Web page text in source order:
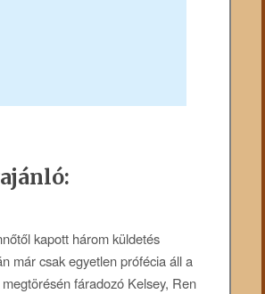
kapott három küldetés
már csak egyetlen prófécia áll a
fáradozó Kelsey, Ren